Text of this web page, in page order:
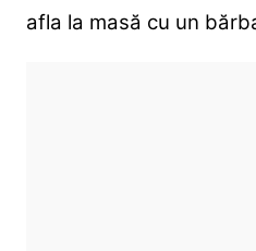
afla la masă cu un